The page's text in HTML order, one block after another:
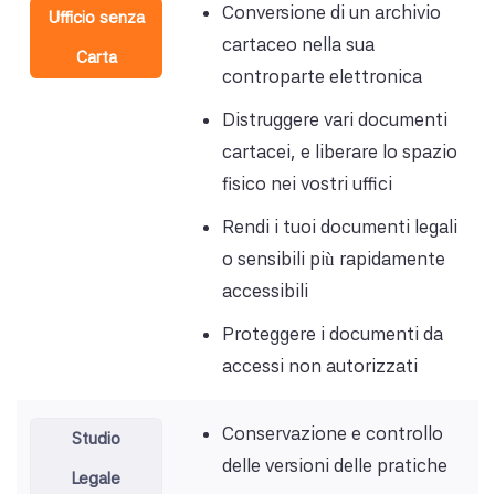
Ufficio senza
Carta
Conversione di un archivio
cartaceo nella sua
controparte elettronica
Distruggere vari documenti
cartacei, e liberare lo spazio
fisico nei vostri uffici
Rendi i tuoi documenti legali
o sensibili più rapidamente
accessibili
Proteggere i documenti da
accessi non autorizzati
Studio
Legale
Conservazione e controllo
delle versioni delle pratiche